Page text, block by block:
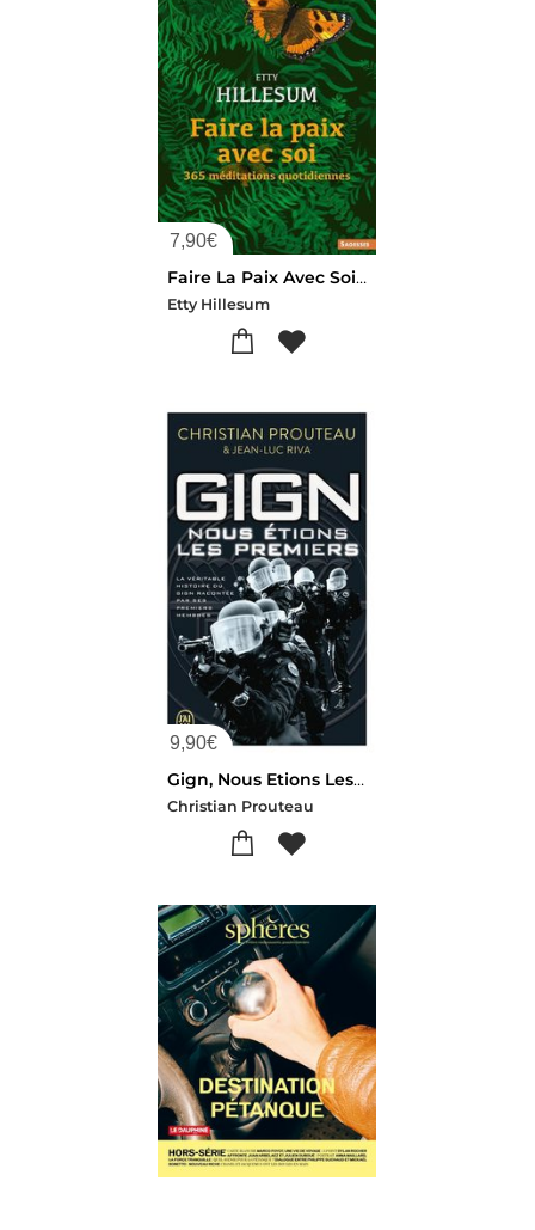
7,90€
Faire La Paix Avec Soi : 365 Meditations Quotidiennes
Etty Hillesum
9,90€
Gign, Nous Etions Les Premiers
Christian Prouteau